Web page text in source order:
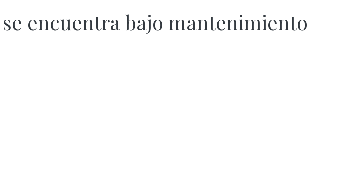
encuentra bajo mantenimiento